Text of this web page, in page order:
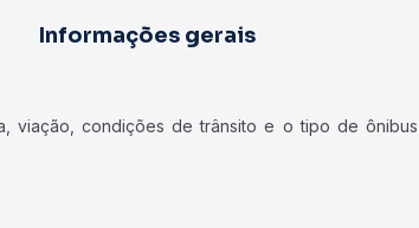
Informações gerais
condições de trânsito e o tipo de